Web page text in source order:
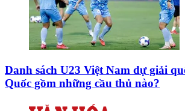
Danh sách U23 Việt Nam dự giải
Quốc gồm những cầu thủ nào?